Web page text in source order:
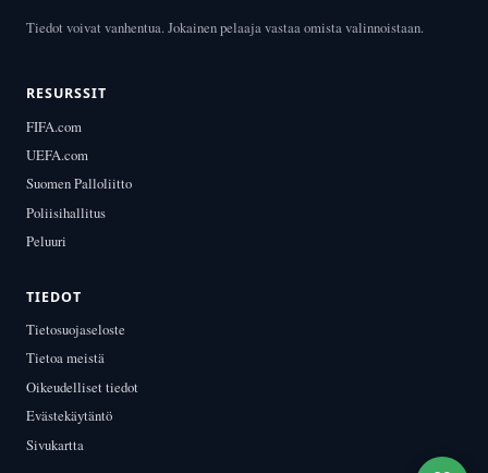
Tiedot voivat vanhentua. Jokainen pelaaja vastaa omista valinnoistaan.
RESURSSIT
FIFA.com
UEFA.com
Suomen Palloliitto
Poliisihallitus
Peluuri
TIEDOT
Tietosuojaseloste
Tietoa meistä
Oikeudelliset tiedot
Evästekäytäntö
Sivukartta